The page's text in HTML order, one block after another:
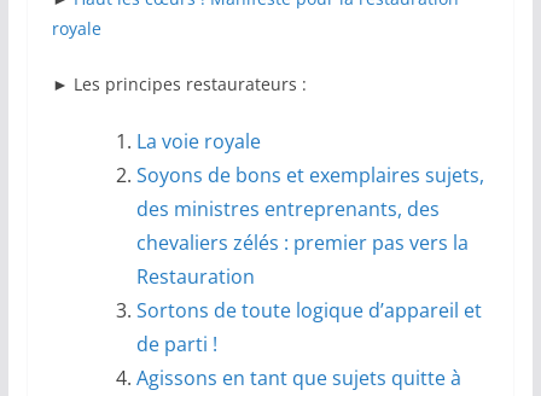
royale
► Les principes restaurateurs :
La voie royale
Soyons de bons et exemplaires sujets,
des ministres entreprenants, des
chevaliers zélés : premier pas vers la
Restauration
Sortons de toute logique d’appareil et
de parti !
Agissons en tant que sujets quitte à